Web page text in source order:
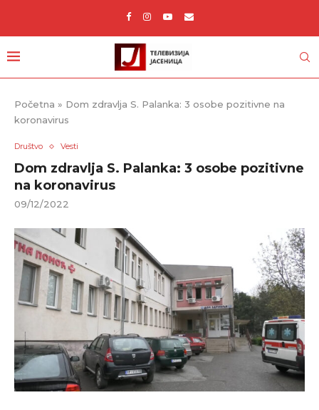
Početna » Dom zdravlja S. Palanka: 3 osobe pozitivne na
koronavirus
Društvo Vesti
Dom zdravlja S. Palanka: 3 osobe pozitivne
na koronavirus
09/12/2022